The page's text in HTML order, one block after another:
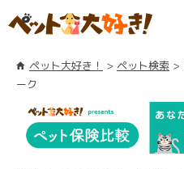
ペット大好き！ ペット検索
ーク